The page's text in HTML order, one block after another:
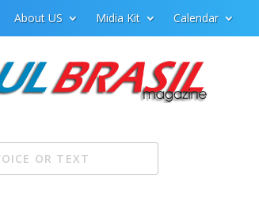
About US Midia Kit Calendar